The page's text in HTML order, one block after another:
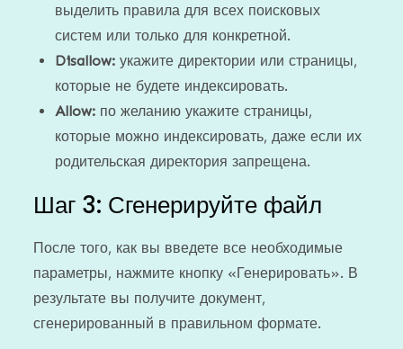
выделить правила для всех поисковых
систем или только для конкретной.
Disallow: укажите директории или страницы,
которые не будете индексировать.
Allow: по желанию укажите страницы,
которые можно индексировать, даже если их
родительская директория запрещена.
Шаг 3: Сгенерируйте файл
После того, как вы введете все необходимые
параметры, нажмите кнопку «Генерировать». В
результате вы получите документ,
сгенерированный в правильном формате.